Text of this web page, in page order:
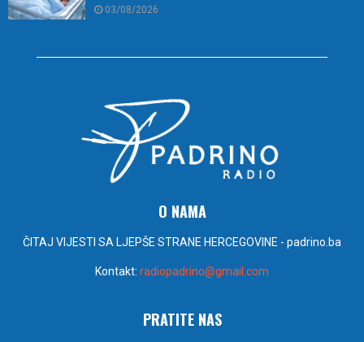
03/08/2026
O NAMA
ČITAJ VIJESTI SA LJEPŠE STRANE HERCEGOVINE - padrino.ba
Kontakt: radiopadrino@gmail.com
PRATITE NAS